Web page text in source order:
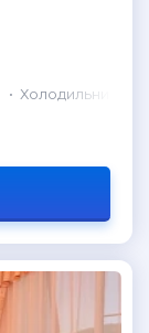
Холодильник в